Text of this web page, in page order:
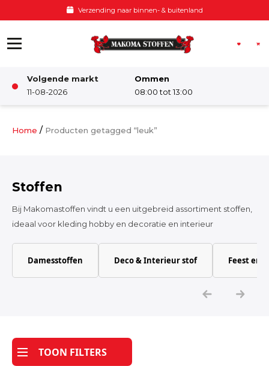
Verzending naar binnen- & buitenland
Volgende markt
11-08-2026
Ommen
08:00 tot 13:00
Damesstoffen
Katoen
Tijdpakker stof
Home / Producten getagged “leuk”
Stoffen
Bij Makomastoffen vindt u een uitgebreid assortiment stoffen,
ideaal voor kleding hobby en decoratie en interieur
Damesstoffen Deco & Interieur stof Feest en
TOON FILTERS